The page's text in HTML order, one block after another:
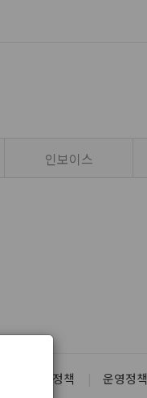
인보이스
청소년 보호정책 운영정책